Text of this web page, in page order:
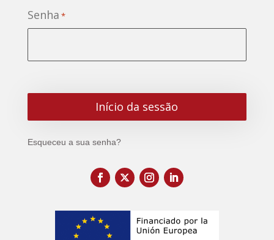
Senha *
Esqueceu a sua senha?